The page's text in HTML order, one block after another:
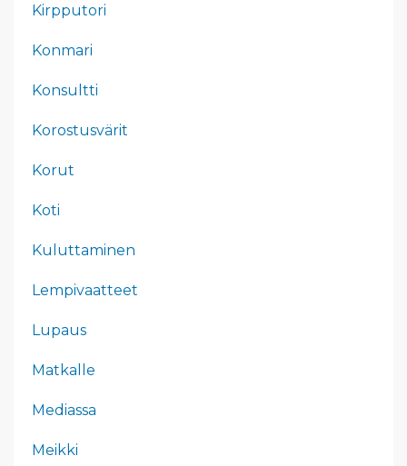
Kirpputori
Konmari
Konsultti
Korostusvärit
Korut
Koti
Kuluttaminen
Lempivaatteet
Lupaus
Matkalle
Mediassa
Meikki